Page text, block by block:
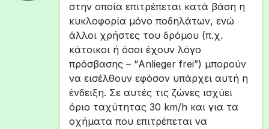
στην οποία επιτρέπεται κατά βάση η
κυκλοφορία μόνο ποδηλάτων, ενώ
άλλοι χρήστες του δρόμου (π.χ.
κάτοικοι ή όσοι έχουν λόγο
πρόσβασης – “Anlieger frei”) μπορούν
να εισέλθουν εφόσον υπάρχει αυτή η
ένδειξη. Σε αυτές τις ζώνες ισχύει
όριο ταχύτητας 30 km/h και για τα
οχήματα που επιτρέπεται να